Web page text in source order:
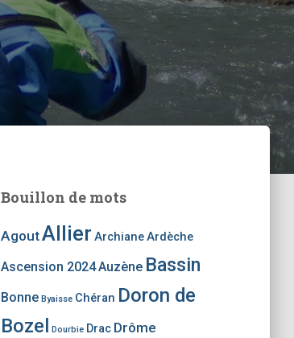
Bouillon de mots
AgoutAllier ArchianeArdèche
Ascension 2024Auzène Bassin
Bonne Byaisse Chéran Doron de
Bozel
Dourbie Drac Drôme